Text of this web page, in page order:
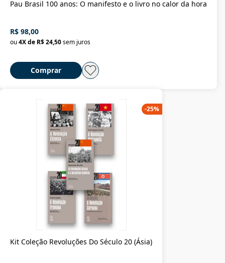
Pau Brasil 100 anos: O manifesto e o livro no calor da hora
R$ 98,00
ou4X de R$ 24,50sem juros
Comprar
Kit Coleção Revoluções Do Século 20 (Ásia)
-25%